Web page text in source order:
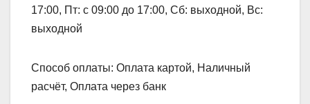
17:00, Пт: с 09:00 до 17:00, Сб: выходной, Вс:
выходной
Способ оплаты: Оплата картой, Наличный
расчёт, Оплата через банк